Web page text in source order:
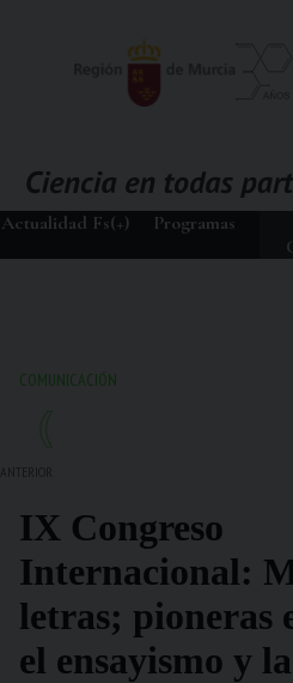
Actualidad Fs(+) Programas
COMUNICACIÓN
IX Congreso
Internacional:
letras; pioneras
el ensayismo y